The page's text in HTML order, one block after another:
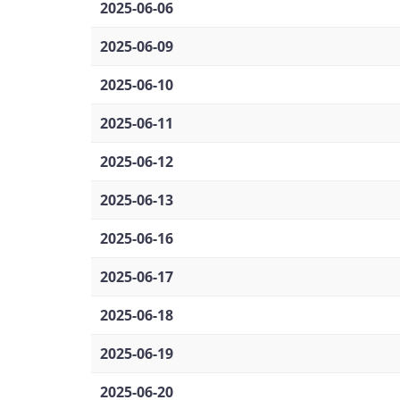
2025-06-06
2025-06-09
2025-06-10
2025-06-11
2025-06-12
2025-06-13
2025-06-16
2025-06-17
2025-06-18
2025-06-19
2025-06-20